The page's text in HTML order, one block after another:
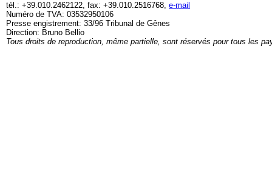
tél.: +39.010.2462122, fax: +39.010.2516768, e-mail
Numéro de TVA: 03532950106
Presse engistrement: 33/96 Tribunal de Gênes
Direction: Bruno Bellio
Tous droits de reproduction, même partielle, sont réservés pour tous les